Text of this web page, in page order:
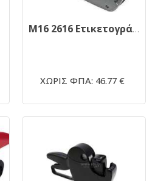
M16 2616 Ετικετογράφος Swing Ιταλίας
ΧΩΡΙΣ ΦΠΑ: 46.77 €